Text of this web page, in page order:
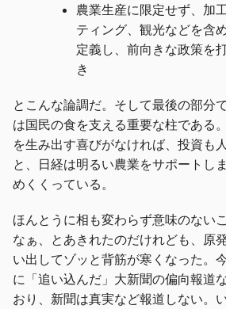
農業生産に限定せず、加
ティング、観光などを含
定義し、前向きな政策を
き
とこんな論調だ。そして最後の部分
は国民の食を支える重要な柱である
を生み出す喜びがなければ、投資も
と、日経は明るい農業をサポートし
めくくっている。
ほんとうに相も変わらず意味のない
なぁ、とあきれたのだけれども、原
い出してゾッと背筋が寒くなった。
に「追い込んだ」大新聞の偏向報道
おり、新聞は真実など報道しない。